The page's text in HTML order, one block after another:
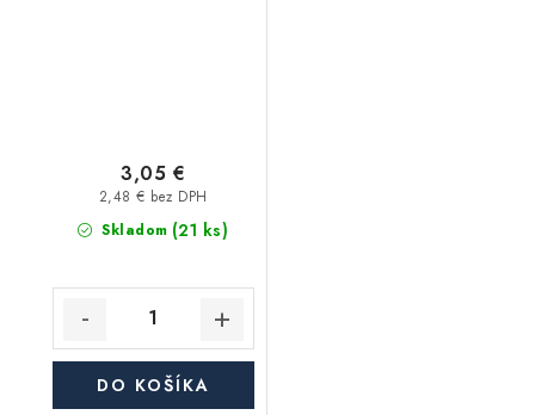
Skladom (21 ks)
2,48 € bez DPH
3,05 €
DO KOŠÍKA